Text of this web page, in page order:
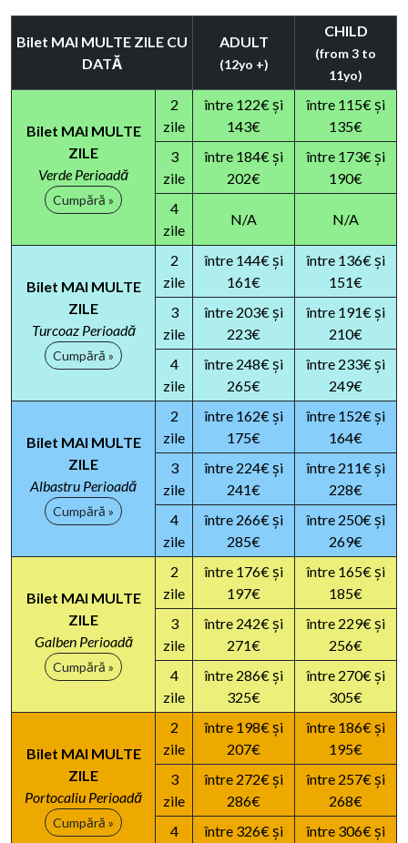
Bilet MAI MULTE ZILE CU
DATĂ
ADULT
(12yo +)
CHILD
(from 3 to
11yo)
Bilet MAI MULTE
ZILE
Verde Perioadă
Cumpără »
2
zile
între 122€ și
143€
între 115€ și
135€
3
zile
între 184€ și
202€
între 173€ și
190€
4
zile
N/A N/A
Bilet MAI MULTE
ZILE
Turcoaz Perioadă
Cumpără »
2
zile
între 144€ și
161€
între 136€ și
151€
3
zile
între 203€ și
223€
între 191€ și
210€
4
zile
între 248€ și
265€
între 233€ și
249€
Bilet MAI MULTE
ZILE
Albastru Perioadă
Cumpără »
2
zile
între 162€ și
175€
între 152€ și
164€
3
zile
între 224€ și
241€
între 211€ și
228€
4
zile
între 266€ și
285€
între 250€ și
269€
Bilet MAI MULTE
ZILE
Galben Perioadă
Cumpără »
2
zile
între 176€ și
197€
între 165€ și
185€
3
zile
între 242€ și
271€
între 229€ și
256€
4
zile
între 286€ și
325€
între 270€ și
305€
Bilet MAI MULTE
ZILE
Portocaliu Perioadă
Cumpără »
2
zile
între 198€ și
207€
între 186€ și
195€
3
zile
între 272€ și
286€
între 257€ și
268€
4
între 326€ și
între 306€ și